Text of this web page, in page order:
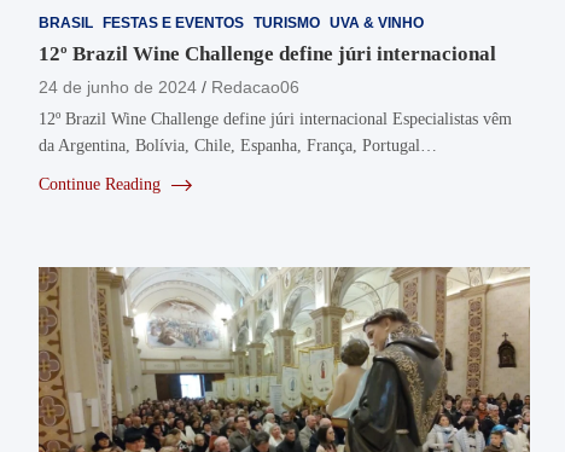
BRASIL FESTAS E EVENTOS TURISMO UVA & VINHO
12º Brazil Wine Challenge define júri internacional
24 de junho de 2024 Redacao06
12º Brazil Wine Challenge define júri internacional Especialistas vêm
da Argentina, Bolívia, Chile, Espanha, França, Portugal…
Continue Reading